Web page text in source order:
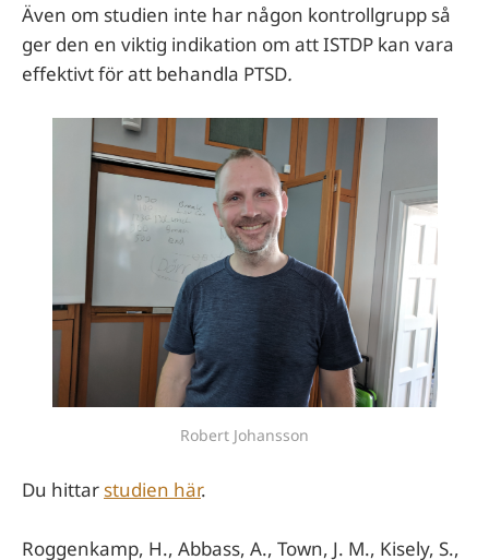
Även om studien inte har någon kontrollgrupp så
ger den en viktig indikation om att ISTDP kan vara
effektivt för att behandla PTSD.
Robert Johansson
Du hittar studien här.
Roggenkamp, H., Abbass, A., Town, J. M., Kisely, S.,